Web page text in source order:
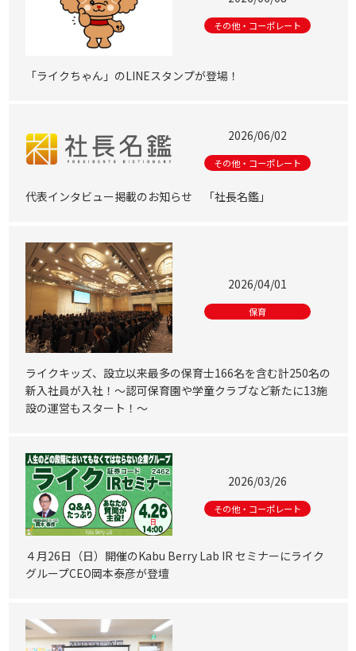
その他・コーポレート
「ライクちゃん」のLINEスタンプが登場！
2026/06/02
その他・コーポレート
代表インタビュー掲載のお知らせ 「社長名鑑」
2026/04/01
保育
ライクキッズ、設立以来最多の保育士166名を含む計250名の
新入社員が入社！～認可保育園や学童クラブなど新たに13施
設の運営もスタート！～
2026/03/26
その他・コーポレート
４月26日（日）開催のKabu Berry Lab IR セミナーにライク
グループCEO岡本泰彦が登壇